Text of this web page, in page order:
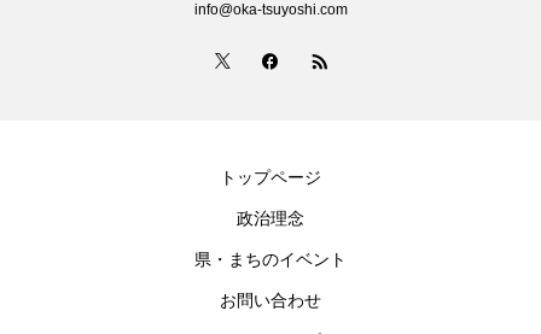
info@oka-tsuyoshi.com
トップページ
政治理念
県・まちのイベント
お問い合わせ